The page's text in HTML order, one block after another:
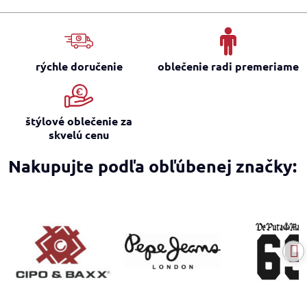
rýchle doručenie oblečenie radi premeriame
štýlové oblečenie za
skvelú cenu
Nakupujte podľa obľúbenej značky: